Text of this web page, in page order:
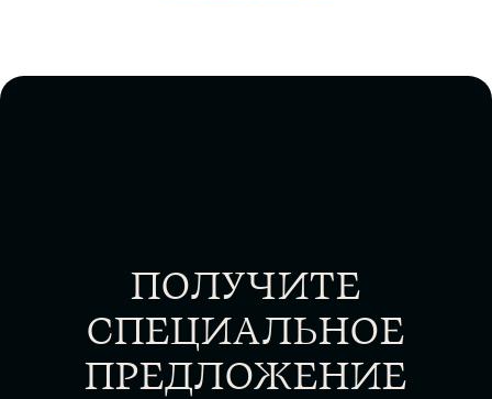
ПОЛУЧИТЕ
СПЕЦИАЛЬНОЕ
ПРЕДЛОЖЕНИЕ